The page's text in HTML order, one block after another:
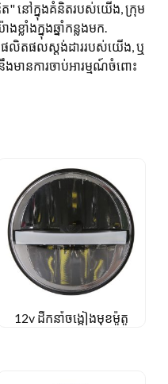
ឌិត" នៅក្នុងគំនិតរបស់យើង, ក្រុម
ាំងក្នុងឆ្នាំកន្លងមក.
ផលិតផលស្តង់ដាររបស់យើង, ឬ
មានការចាប់អារម្មណ៍ចំពោះ
12v ដឹកនាំចង្កៀងមុខម៉ូតូ